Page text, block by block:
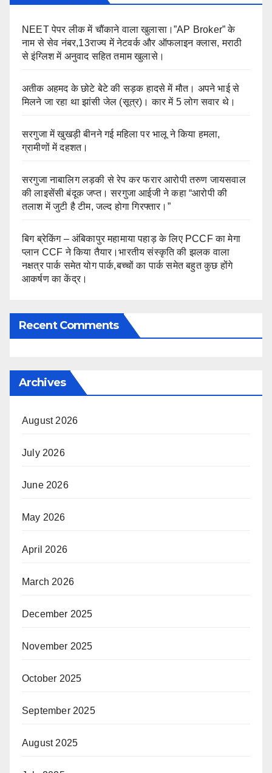
NEET पेपर लीक में चौंकाने वाला खुलासा।”AP Broker” के
नाम से सेव नंबर,13राज्य में नेटवर्क और ऑफलाइन क्लास, मराठी
से इंग्लिश में अनुवाद सहित तमाम खुलासे।
अतीक अहमद के छोटे बेटे की सड़क हादसे में मौत। अपने भाई से
मिलने जा रहा था झांसी जेल (सूत्र)। कार में 5 लोग सवार थे।
सरगुजा में खुखड़ी बीनने गई महिला पर भालू ने किया हमला,
ग्रामीणों में दहशत।
सरगुजा नाबालिग लड़की से रेप कर फरार आरोपी तरुण जायसवाल
की लाइसेंसी बंदूक जप्त। सरगुजा आईजी ने कहा “आरोपी की
तलाश में जुटी है टीम, जल्द होगा गिरफ्तार।”
बिग ब्रेकिंग – अंबिकापुर महामाया पहाड़ के लिए PCCF का मेगा
प्लान CCF ने किया तैयार।भारतीय संस्कृति की झलक वाला
नक्षत्र पार्क समेत योग पार्क,बच्चों का पार्क समेत बहुत कुछ होंगे
आकर्षण का केंद्र।
Recent Comments
Archives
August 2026
July 2026
June 2026
May 2026
April 2026
March 2026
December 2025
November 2025
October 2025
September 2025
August 2025